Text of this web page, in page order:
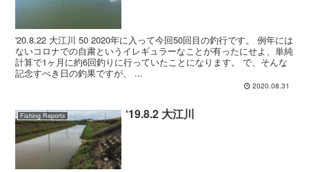
'20.8.22 大江川 50 2020年に入って今回50回目の釣行です。 例年には
ないコロナでの自粛というイレギュラーなことが有ったにせよ、単純
計算で1ヶ月に約6回釣りに行っていたことになります。 で、そんな
記念すべき日の釣果ですが、 ...
2020.08.31
Fishing Reports ‘19.8.2 大江川